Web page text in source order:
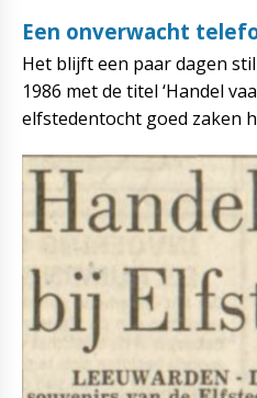
Een onverwacht
Het blijft een paar dagen
1986 met de titel ‘Handel
elfstedentocht goed zaken